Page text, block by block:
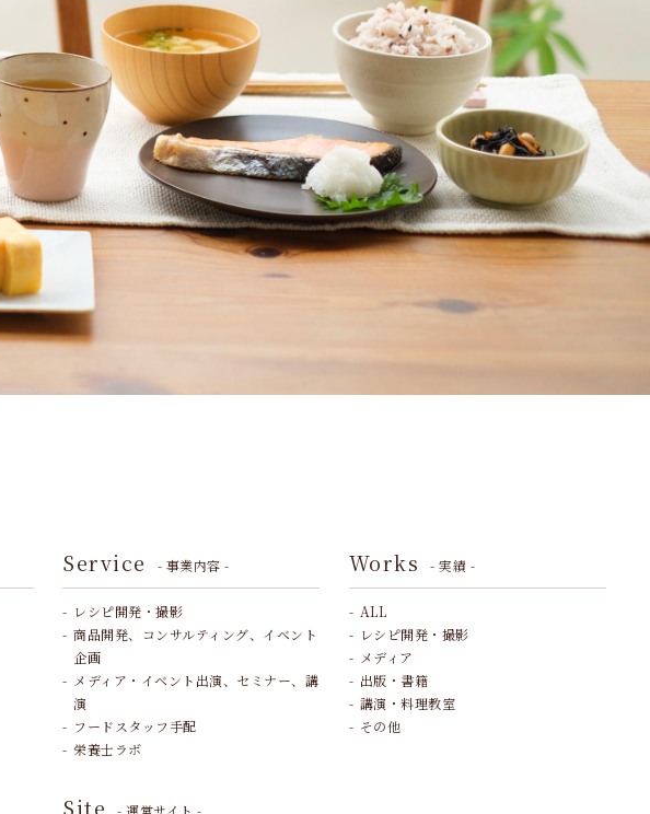
Service - 事業内容 -
レシピ開発・撮影
商品開発、コンサルティング、イベント
企画
メディア・イベント出演、セミナー、講
演
フードスタッフ手配
栄養士ラボ
Works - 実績 -
ALL
レシピ開発・撮影
メディア
出版・書籍
講演・料理教室
その他
Site - 運営サイト -